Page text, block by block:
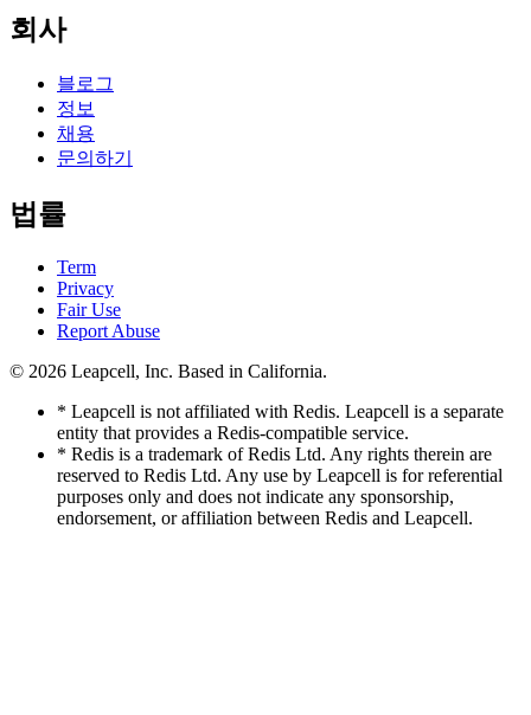
회사
블로그
정보
채용
문의하기
법률
Term
Privacy
Fair Use
Report Abuse
© 2026 Leapcell, Inc. Based in California.
* Leapcell is not affiliated with Redis. Leapcell is a separate
entity that provides a Redis-compatible service.
* Redis is a trademark of Redis Ltd. Any rights therein are
reserved to Redis Ltd. Any use by Leapcell is for referential
purposes only and does not indicate any sponsorship,
endorsement, or affiliation between Redis and Leapcell.